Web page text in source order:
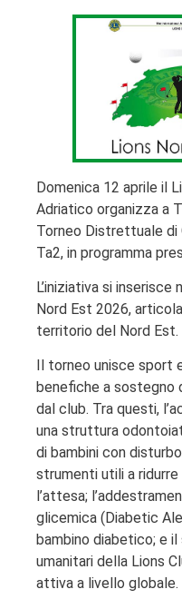
Domenica 12 aprile il
Adriatico organizza a
Torneo Distrettuale
Ta2, in programma
L’iniziativa si
Nord Est 2026,
territorio del Nord Est.
Il torneo unisce sport
benefiche a sostegno
dal club. Tra questi,
una struttura
di bambini con
strumenti utili a
l’attesa;
glicemica (Diabetic
bambino diabetico; e
umanitari della Lions
attiva a livello globale.